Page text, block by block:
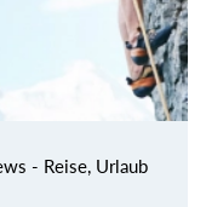
- Reise, Urlaub